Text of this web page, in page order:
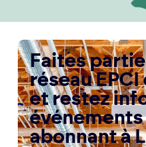
Faites
réseau EPCI
et restez
événements
abonnant à